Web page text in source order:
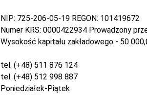
NIP: 725-206-05-19 REGON: 101419672
Numer KRS: 0000422934 Prowadzony
Wysokość kapitału zakładowego - 50
tel. (+48) 511 876 124
tel. (+48) 512 998 887
Poniedziałek-Piątek